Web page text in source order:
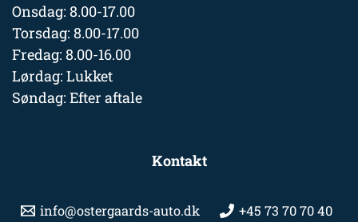
Onsdag: 8.00-17.00
Torsdag: 8.00-17.00
Fredag: 8.00-16.00
Lørdag: Lukket
Søndag: Efter aftale
Kontakt
info@ostergaards-auto.dk
+45 73 70 70 40